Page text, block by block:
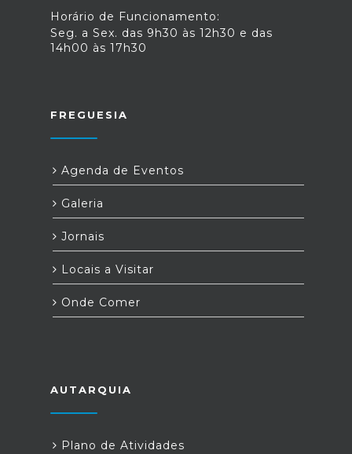
Horário de Funcionamento:
Seg. a Sex. das 9h30 às 12h30 e das
14h00 às 17h30
FREGUESIA
Agenda de Eventos
Galeria
Jornais
Locais a Visitar
Onde Comer
AUTARQUIA
Plano de Atividades